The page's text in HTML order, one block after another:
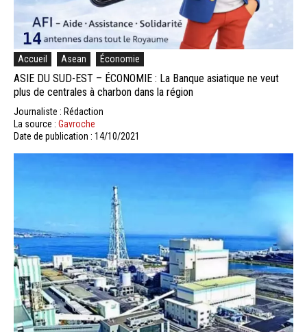
Accueil Asean Économie
ASIE DU SUD-EST – ÉCONOMIE : La Banque asiatique ne veut
plus de centrales à charbon dans la région
Journaliste : Rédaction
La source : Gavroche
Date de publication : 14/10/2021